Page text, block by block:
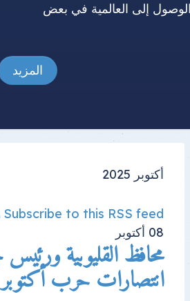
إلى العالمية في بعض
المزيد
أكتوبر 2025
Subscribe to this RSS feed
08 أكتوبر
انتصارات حرب أكتوبر